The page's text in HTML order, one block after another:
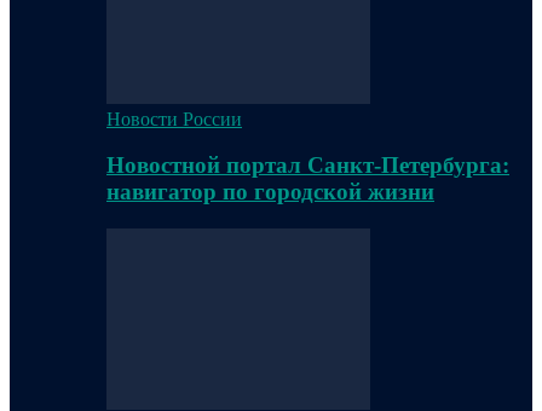
Новости России
Новостной портал Санкт-Петербурга:
навигатор по городской жизни